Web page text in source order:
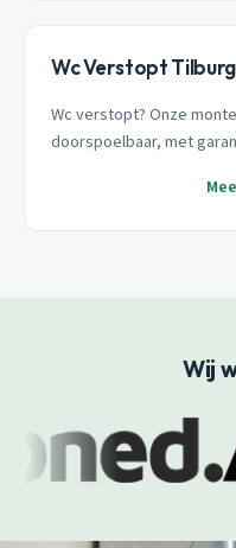
Wc Verstopt Tilburg
Wc verstopt? Onze
doorspoelbaar, met
Wij